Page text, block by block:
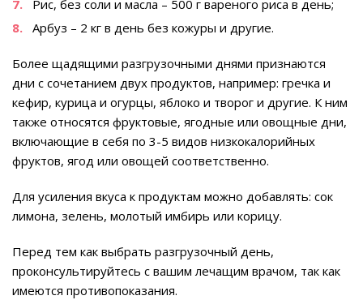
Рис, без соли и масла – 500 г вареного риса в день;
Арбуз – 2 кг в день без кожуры и другие.
Более щадящими разгрузочными днями признаются
дни с сочетанием двух продуктов, например: гречка и
кефир, курица и огурцы, яблоко и творог и другие. К ним
также относятся фруктовые, ягодные или овощные дни,
включающие в себя по 3-5 видов низкокалорийных
фруктов, ягод или овощей соответственно.
Для усиления вкуса к продуктам можно добавлять: сок
лимона, зелень, молотый имбирь или корицу.
Перед тем как выбрать разгрузочный день,
проконсультируйтесь с вашим лечащим врачом, так как
имеются противопоказания.